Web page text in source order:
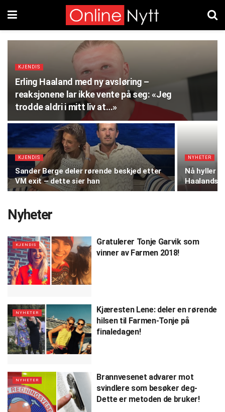
KJENDIS
Erling Haaland med ny avsløring –
reaksjonene lar ikke vente på seg: «Jeg
trodde aldri i mitt liv at…»
KJENDIS
Sander Berge deler rørende beskjed etter
VM exit – dette sier han
NYHETER
Nå hyller
Haalands
Nyheter
KJENDIS
Gratulerer Tonje Garvik som
vinner av Farmen 2018!
NYHETER
Kjæresten Lene: deler en rørende
hilsen til Farmen-Tonje på
finaledagen!
NYHETER
Brannvesenet advarer mot
svindlere som besøker deg-
Dette er metoden de bruker!